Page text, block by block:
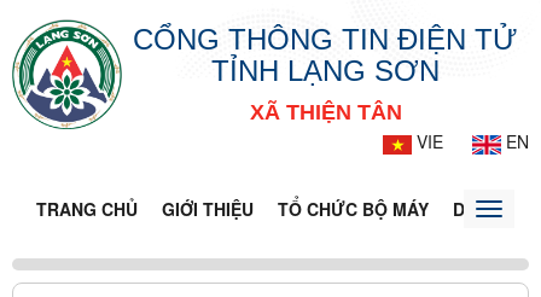
CỔNG THÔNG TIN ĐIỆN TỬ
TỈNH LẠNG SƠN
XÃ THIỆN TÂN
VIE
EN
TRANG CHỦ GIỚI THIỆU TỔ CHỨC BỘ MÁY DOANH
Toggle